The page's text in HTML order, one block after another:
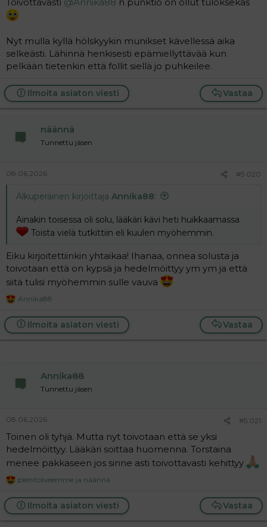
Nyt mulla kyllä hölskyykin munikset kävellessä aika
selkeästi. Lähinnä henkisesti epämiellyttävää kun
pelkään tietenkin että follit siellä jo puhkeilee.
Vastaa
Ilmoita asiaton viesti
näännä
Tunnettu jäsen
08.06.2026 #5 020
Alkuperäinen kirjoittaja Annika88:
Ainakin toisessa oli solu, lääkäri kävi heti huikkaamassa
Toista vielä tutkittiin eli kuulen myöhemmin.
Eiku kirjoitettiinkin yhtaikaa! Ihanaa, onnea solusta ja
toivotaan että on kypsä ja hedelmöittyy ym ym ja että
siitä tulisi myöhemmin sulle vauva
R
a
c
t
Annika88
Vastaa
Ilmoita asiaton viesti
Annika88
Tunnettu jäsen
08.06.2026 #5 021
Toinen oli tyhjä. Mutta nyt toivotaan että se yksi
hedelmöittyy. Lääkäri soittaa huomenna. Torstaina
menee pakkaseen jos sinne asti toivottavasti kehittyy
R
a
c
t
pienitoiveemme ja näännä
Vastaa
Ilmoita asiaton viesti